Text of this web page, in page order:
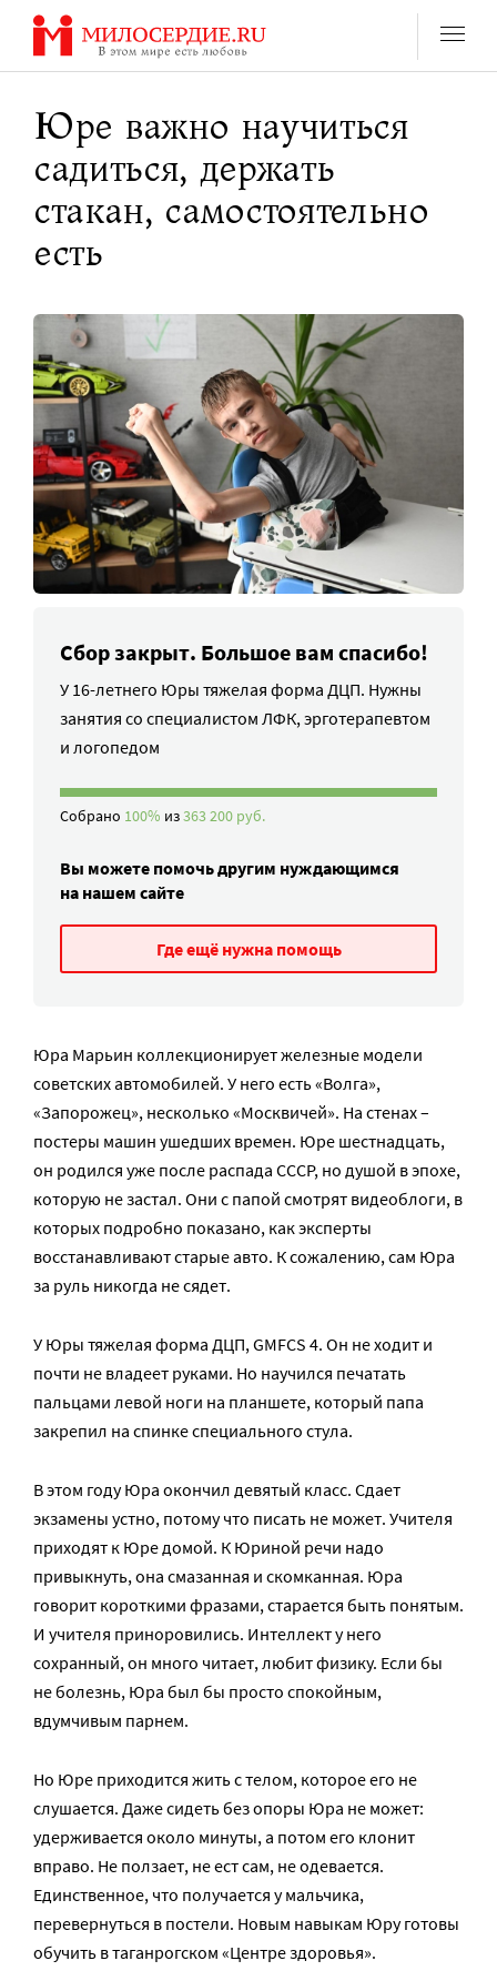
Перейти
содержанию
Юре важно научиться
садиться, держать
стакан, самостоятельно
есть
Сбор закрыт. Большое вам спасибо!
У 16-летнего Юры тяжелая форма ДЦП. Нужны
занятия со специалистом ЛФК, эрготерапевтом
и логопедом
Собрано 100% из363 200 руб.
Вы можете помочь другим нуждающимся
на нашем сайте
Где ещё нужна помощь
Юра Марьин коллекционирует железные модели
советских автомобилей. У него есть «Волга»,
«Запорожец», несколько «Москвичей». На стенах –
постеры машин ушедших времен. Юре шестнадцать,
он родился уже после распада СССР, но душой в эпохе,
которую не застал. Они с папой смотрят видеоблоги, в
которых подробно показано, как эксперты
восстанавливают старые авто. К сожалению, сам Юра
за руль никогда не сядет.
У Юры тяжелая форма ДЦП, GMFCS 4. Он не ходит и
почти не владеет руками. Но научился печатать
пальцами левой ноги на планшете, который папа
закрепил на спинке специального стула.
В этом году Юра окончил девятый класс. Сдает
экзамены устно, потому что писать не может. Учителя
приходят к Юре домой. К Юриной речи надо
привыкнуть, она смазанная и скомканная. Юра
говорит короткими фразами, старается быть понятым.
И учителя приноровились. Интеллект у него
сохранный, он много читает, любит физику. Если бы
не болезнь, Юра был бы просто спокойным,
вдумчивым парнем.
Но Юре приходится жить с телом, которое его не
слушается. Даже сидеть без опоры Юра не может:
удерживается около минуты, а потом его клонит
вправо. Не ползает, не ест сам, не одевается.
Единственное, что получается у мальчика,
перевернуться в постели. Новым навыкам Юру готовы
обучить в таганрогском «Центре здоровья».